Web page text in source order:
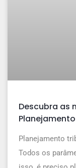
Descubra as
Planejamento
Todos os